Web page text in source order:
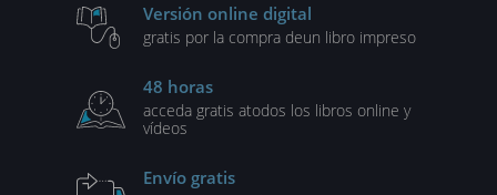
Versión online digital
gratis por la compra deun libro impreso
48 horas
acceda gratis atodos los libros online y
vídeos
Envío gratis